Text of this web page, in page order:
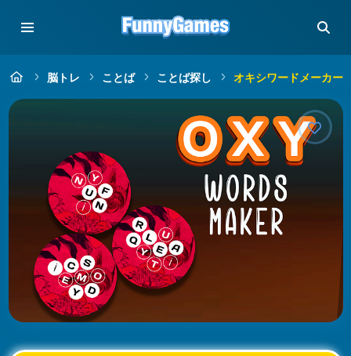
脳トレ ことば ことば探し オキシワードメーカー